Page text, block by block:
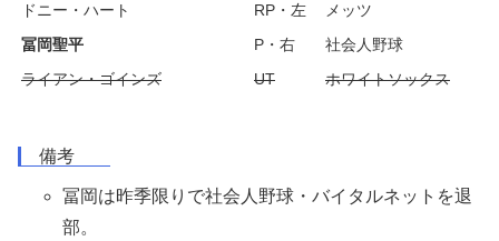
ドニー・ハート
RP・左
メッツ
冨岡聖平
P・右
社会人野球
ライアン・ゴインズ
UT ホワイトソックス
備考
冨岡は昨季限りで社会人野球・バイタルネットを退
部。